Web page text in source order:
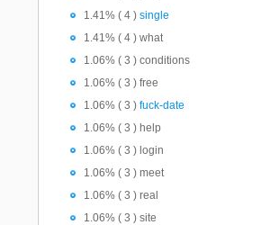
1.41% ( 4 ) single
1.41% ( 4 ) what
1.06% ( 3 ) conditions
1.06% ( 3 ) free
1.06% ( 3 ) fuck-date
1.06% ( 3 ) help
1.06% ( 3 ) login
1.06% ( 3 ) meet
1.06% ( 3 ) real
1.06% ( 3 ) site